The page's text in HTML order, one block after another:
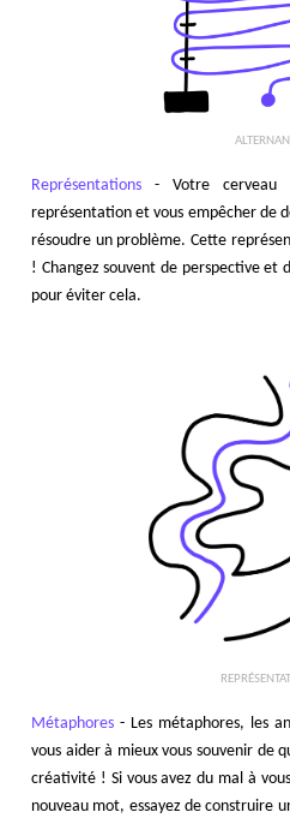
Représentations - Votre cerveau
représentation et vous empêcher de
résoudre un problème. Cette
! Changez souvent de perspective et
pour éviter cela.
Métaphores - Les métaphores, les
vous aider à mieux vous souvenir de
créativité ! Si vous avez du mal à
nouveau mot, essayez de construire